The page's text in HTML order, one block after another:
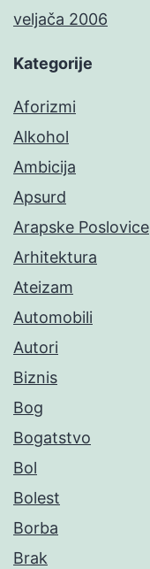
veljača 2006
Kategorije
Aforizmi
Alkohol
Ambicija
Apsurd
Arapske Poslovice
Arhitektura
Ateizam
Automobili
Autori
Biznis
Bog
Bogatstvo
Bol
Bolest
Borba
Brak